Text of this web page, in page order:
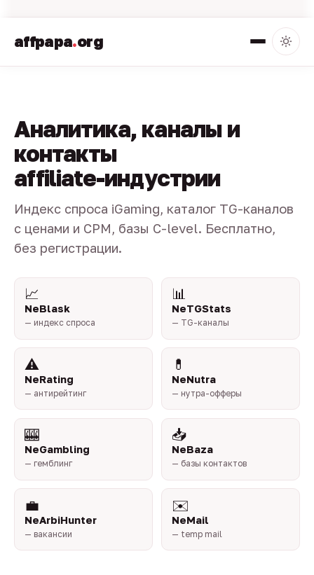
affpapa.org
Аналитика, каналы и
контакты
affiliate-индустрии
Индекс спроса iGaming, каталог TG-каналов
с ценами и CPM, базы C-level. Бесплатно,
без регистрации.
📈
NeBlask
— индекс спроса
📊
NeTGStats
— TG-каналы
⚠️
NeRating
— антирейтинг
💊
NeNutra
— нутра-офферы
🎰
NeGambling
— гемблинг
📥
NeBaza
— базы контактов
💼
NeArbiHunter
— вакансии
✉️
NeMail
— temp mail